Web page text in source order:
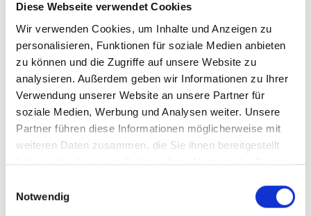
Diese Webseite verwendet Cookies
Wir verwenden Cookies, um Inhalte und Anzeigen zu
personalisieren, Funktionen für soziale Medien anbieten
zu können und die Zugriffe auf unsere Website zu
analysieren. Außerdem geben wir Informationen zu Ihrer
Verwendung unserer Website an unsere Partner für
soziale Medien, Werbung und Analysen weiter. Unsere
Partner führen diese Informationen möglicherweise mit
weiteren Daten zusammen, die Sie ihnen bereitgestellt
haben oder die sie im Rahmen Ihrer Nutzung der Dienste
Notwendig
Produktnummer:
545318
Beschreibung
Sicherer Stand für funktionale Raumlösungen: Der
Tellerfuß für das Tischmodul Welle in 40 cm / 60 cm
Höhe sorgt für Stabilit… Mehr
Farbe & Pflege